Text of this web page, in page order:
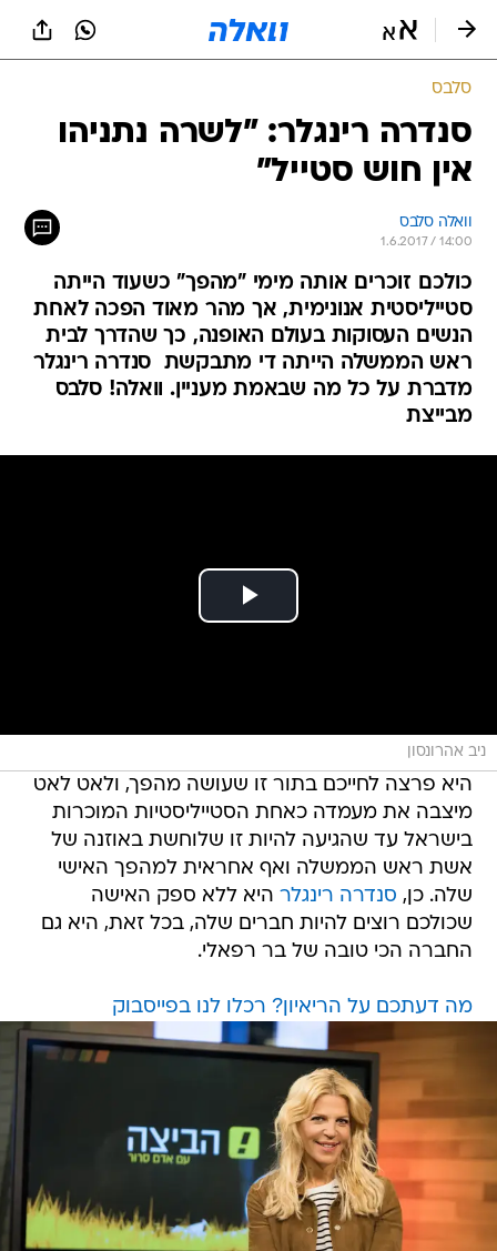
סלבס
סנדרה רינגלר: "לשרה נתניהו
אין חוש סטייל"
וואלה סלבס
1.6.2017 / 14:00
כולכם זוכרים אותה מימי "מהפך" כשעוד הייתה
סטייליסטית אנונימית, אך מהר מאוד הפכה לאחת
הנשים העסוקות בעולם האופנה, כך שהדרך לבית
ראש הממשלה הייתה די מתבקשת  סנדרה רינגלר
מדברת על כל מה שבאמת מעניין. וואלה! סלבס
מבייצת
ניב אהרונסון
היא פרצה לחייכם בתור זו שעושה מהפך, ולאט לאט
מיצבה את מעמדה כאחת הסטייליסטיות המוכרות
בישראל עד שהגיעה להיות זו שלוחשת באוזנה של
אשת ראש הממשלה ואף אחראית למהפך האישי
שלה. כן, סנדרה רינגלר היא ללא ספק האישה
שכולכם רוצים להיות חברים שלה, בכל זאת, היא גם
החברה הכי טובה של בר רפאלי.
מה דעתכם על הריאיון? רכלו לנו בפייסבוק